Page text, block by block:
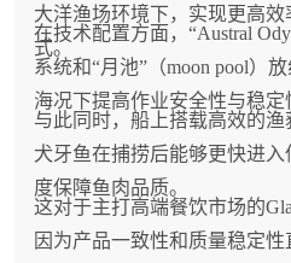
大洋渔场环境下，实现更高
式。
在技术配置方面，“Austral
系统和“月池”（moon pool）
海况下提高作业安全性与稳定
与此同时，船上搭载高效的
犬牙鱼在捕捞后能够更快进
度保障鱼肉品质。
这对于主打高端餐饮市场的
因为产品一致性和质量稳定